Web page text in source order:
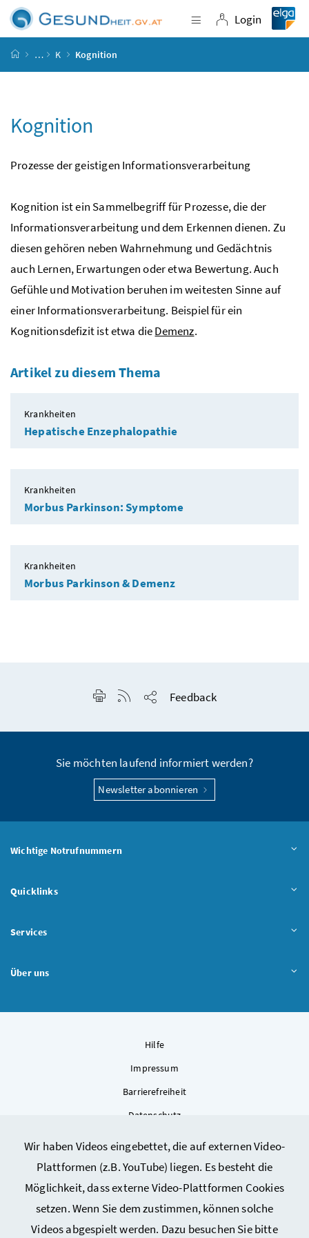
Zum Inhalt
Zum Hauptmenü
Zum Untermenü
Zur Suche
Wir haben Videos eingebettet, die auf externen Video-
Plattformen (z.B. YouTube) liegen. Es besteht die
Möglichkeit, dass externe Video-Plattformen Cookies
setzen. Wenn Sie dem zustimmen, können solche
Videos abgespielt werden. Dazu besuchen Sie bitte
Navigation
Login
Login
Startseite
… K Kognition
Kognition
Prozesse der geistigen Informationsverarbeitung
Kognition ist ein Sammelbegriff für Prozesse, die der
Informationsverarbeitung und dem Erkennen dienen. Zu
diesen gehören neben Wahrnehmung und Gedächtnis
auch Lernen, Erwartungen oder etwa Bewertung. Auch
Gefühle und Motivation beruhen im weitesten Sinne auf
einer Informationsverarbeitung. Beispiel für ein
Kognitionsdefizit ist etwa dieDemenz.
Artikel zu diesem Thema
Krankheiten
Hepatische Enzephalopathie
Krankheiten
Morbus Parkinson: Symptome
Krankheiten
Morbus Parkinson & Demenz
Seite drucken
RSS-Feed anzeigen
Feedback
Sie möchten laufend informiert werden?
Newsletter abonnieren
Wichtige Notrufnummern
Quicklinks
Services
Über uns
Hilfe
Impressum
Barrierefreiheit
Datenschutz
Sitemap
Cookie-Einstellungen